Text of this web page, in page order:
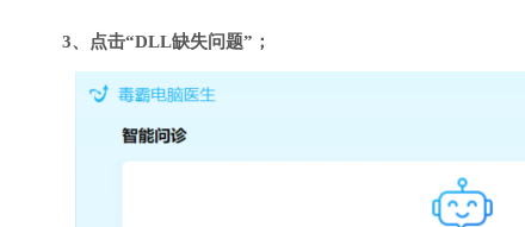
3、点击“DLL缺失问题”；